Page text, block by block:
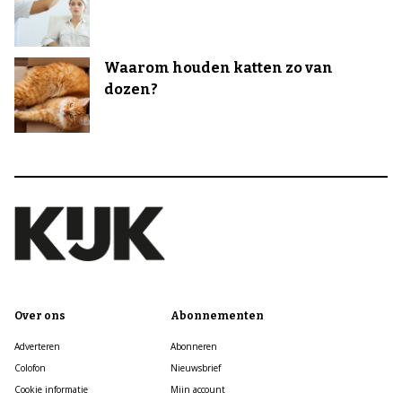
Waarom houden katten zo van
dozen?
Over ons
Adverteren
Colofon
Cookie informatie
Abonnementen
Abonneren
Nieuwsbrief
Mijn account